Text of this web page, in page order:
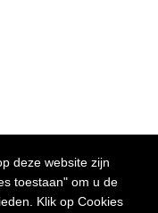
deze website zijn
toestaan" om u de
Klik op Cookies